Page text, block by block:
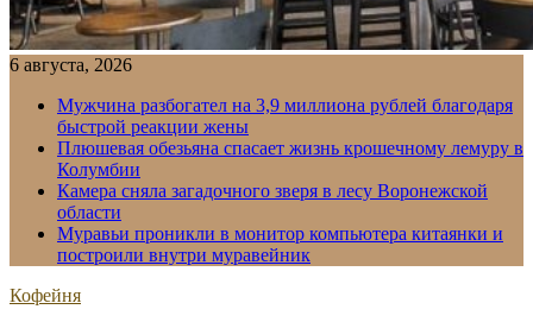
6 августа, 2026
Мужчина разбогател на 3,9 миллиона рублей благодаря
быстрой реакции жены
Плюшевая обезьяна спасает жизнь крошечному лемуру в
Колумбии
Камера сняла загадочного зверя в лесу Воронежской
области
Муравьи проникли в монитор компьютера китаянки и
построили внутри муравейник
Кофейня